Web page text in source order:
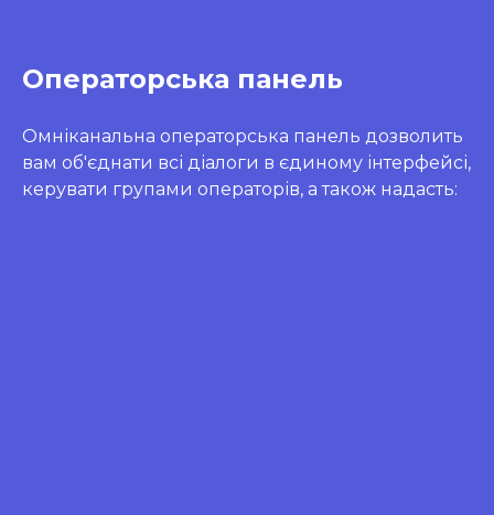
Операторська панель
Омніканальна операторська панель дозволить
вам об'єднати всі діалоги в єдиному інтерфейсі,
керувати групами операторів, а також надасть: